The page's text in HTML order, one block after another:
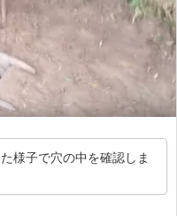
様子で穴の中を確認しま